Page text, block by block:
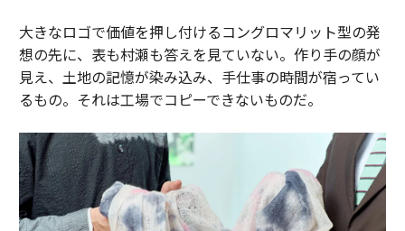
大きなロゴで価値を押し付けるコングロマリット型の発
想の先に、表も村瀬も答えを見ていない。作り手の顔が
見え、土地の記憶が染み込み、手仕事の時間が宿ってい
るもの。それは工場でコピーできないものだ。